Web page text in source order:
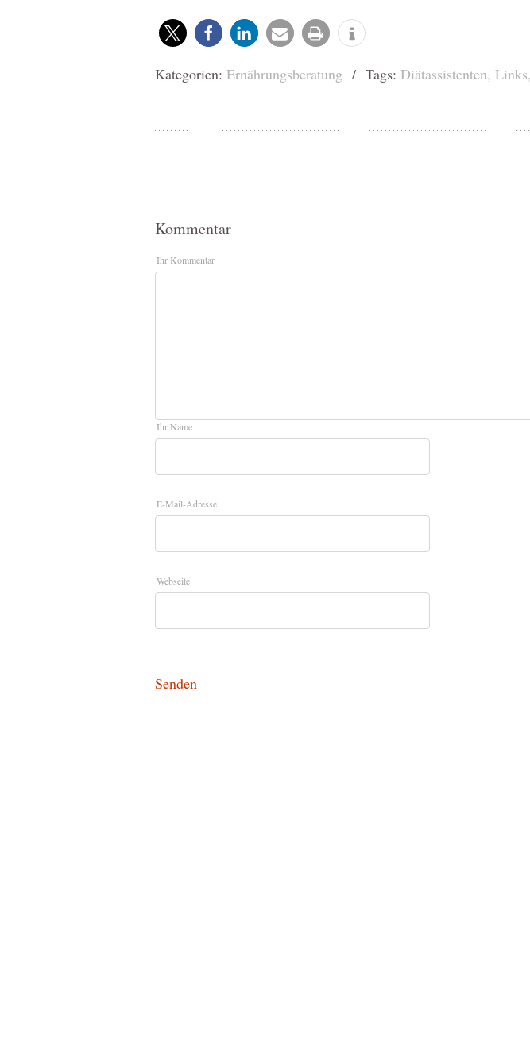
Kategorien: Ernährungsberatung/ Tags: Diätassistenten, Links,
Kommentar
Ihr Kommentar
Ihr Name
E-Mail-Adresse
Webseite